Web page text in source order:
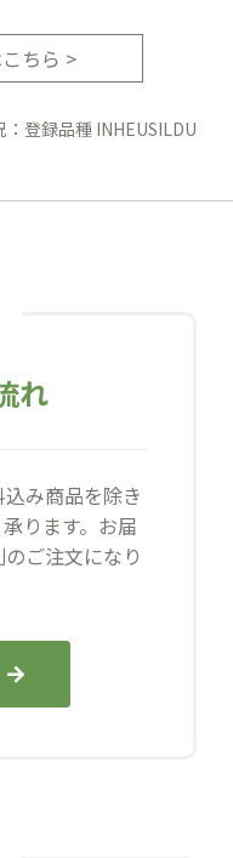
ちら >
：登録品種 INHEUSILDU
れ
み商品を除き
ります。お届
ご注文になり